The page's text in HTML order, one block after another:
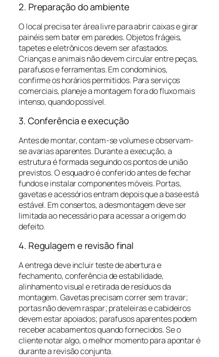
2. Preparação do ambiente
O local precisa ter área livre para abrir caixas e girar
painéis sem bater em paredes. Objetos frágeis,
tapetes e eletrônicos devem ser afastados.
Crianças e animais não devem circular entre peças,
parafusos e ferramentas. Em condomínios,
confirme os horários permitidos. Para serviços
comerciais, planeje a montagem fora do fluxo mais
intenso, quando possível.
3. Conferência e execução
Antes de montar, contam-se volumes e observam-
se avarias aparentes. Durante a execução, a
estrutura é formada seguindo os pontos de união
previstos. O esquadro é conferido antes de fechar
fundos e instalar componentes móveis. Portas,
gavetas e acessórios entram depois que a base está
estável. Em consertos, a desmontagem deve ser
limitada ao necessário para acessar a origem do
defeito.
4. Regulagem e revisão final
A entrega deve incluir teste de abertura e
fechamento, conferência de estabilidade,
alinhamento visual e retirada de resíduos da
montagem. Gavetas precisam correr sem travar;
portas não devem raspar; prateleiras e cabideiros
devem estar apoiados; parafusos aparentes podem
receber acabamentos quando fornecidos. Se o
cliente notar algo, o melhor momento para apontar é
durante a revisão conjunta.